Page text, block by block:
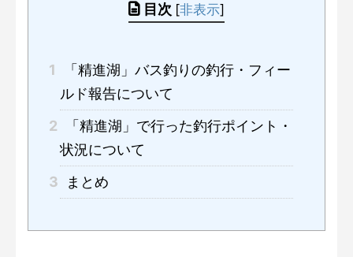
目次 [非表示]
1
「精進湖」バス釣りの釣行・フィー
ルド報告について
2
「精進湖」で行った釣行ポイント・
状況について
3
まとめ